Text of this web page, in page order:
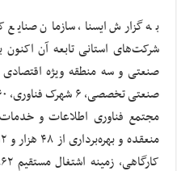
به گزارش ایسنا، سازمان